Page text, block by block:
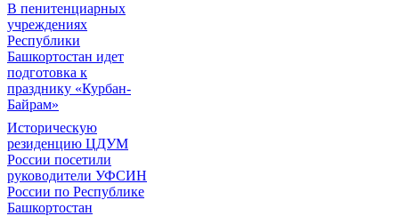
В пенитенциарных
учреждениях
Республики
Башкортостан идет
подготовка к
празднику «Курбан-
Байрам»
Историческую
резиденцию ЦДУМ
России посетили
руководители УФСИН
России по Республике
Башкортостан